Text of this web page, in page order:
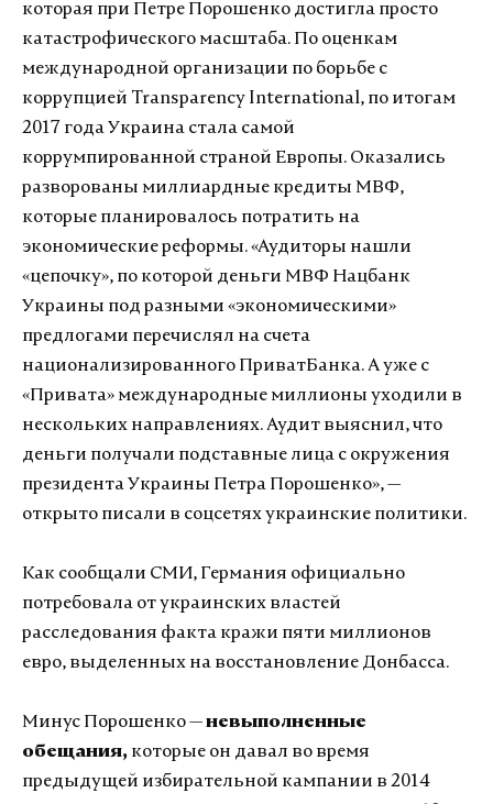
которая при Петре Порошенко достигла просто
катастрофического масштаба. По оценкам
международной организации по борьбе с
коррупцией Transparency International, по итогам
2017 года Украина стала самой
коррумпированной страной Европы. Оказались
разворованы миллиардные кредиты МВФ,
которые планировалось потратить на
экономические реформы. «Аудиторы нашли
«цепочку», по которой деньги МВФ Нацбанк
Украины под разными «экономическими»
предлогами перечислял на счета
национализированного ПриватБанка. А уже с
«Привата» международные миллионы уходили в
нескольких направлениях. Аудит выяснил, что
деньги получали подставные лица с окружения
президента Украины Петра Порошенко», —
открыто писали в соцсетях украинские политики.
Как сообщали СМИ, Германия официально
потребовала от украинских властей
расследования факта кражи пяти миллионов
евро, выделенных на восстановление Донбасса.
Минус Порошенко —невыполненные
обещания, которые он давал во время
предыдущей избирательной кампании в 2014